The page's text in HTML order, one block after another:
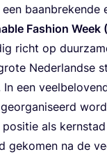
baan­bre­ken­de
Fas­hi­on Week (
richt op
Neder­land­se
een
posi­tie als
geko­men na de